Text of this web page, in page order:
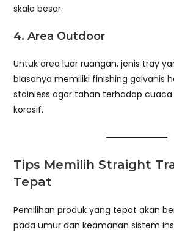
skala besar.
4. Area Outdoor
Untuk area luar ruangan, jenis tray
biasanya memiliki finishing galvanis
stainless agar tahan terhadap
korosif.
Tips Memilih Straight
Tepat
Pemilihan produk yang tepat akan
pada umur dan keamanan sistem